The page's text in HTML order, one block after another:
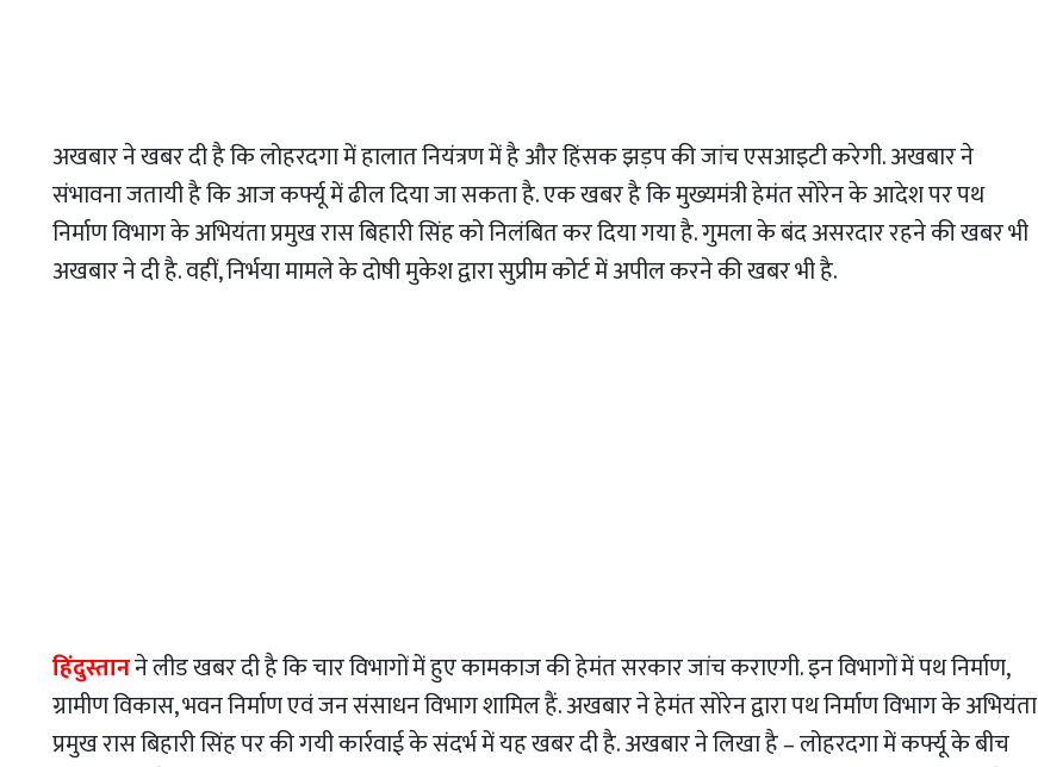
अखबार ने खबर दी है कि लोहरदगा में हालात नियंत्रण में है और हिंसक झड़प की जांच एसआइटी करेगी. अखबार ने
संभावना जतायी है कि आज कर्फ्यू में ढील दिया जा सकता है. एक खबर है कि मुख्यमंत्री हेमंत सोरेन के आदेश पर पथ
निर्माण विभाग के अभियंता प्रमुख रास बिहारी सिंह को निलंबित कर दिया गया है. गुमला के बंद असरदार रहने की खबर भी
अखबार ने दी है. वहीं, निर्भया मामले के दोषी मुकेश द्वारा सुप्रीम कोर्ट में अपील करने की खबर भी है.
हिंदुस्तानने लीड खबर दी है कि चार विभागों में हुए कामकाज की हेमंत सरकार जांच कराएगी. इन विभागों में पथ निर्माण,
ग्रामीण विकास, भवन निर्माण एवं जन संसाधन विभाग शामिल हैं. अखबार ने हेमंत सोरेन द्वारा पथ निर्माण विभाग के अभियंता
प्रमुख रास बिहारी सिंह पर की गयी कार्रवाई के संदर्भ में यह खबर दी है. अखबार ने लिखा है – लोहरदगा में कर्फ्यू के बीच